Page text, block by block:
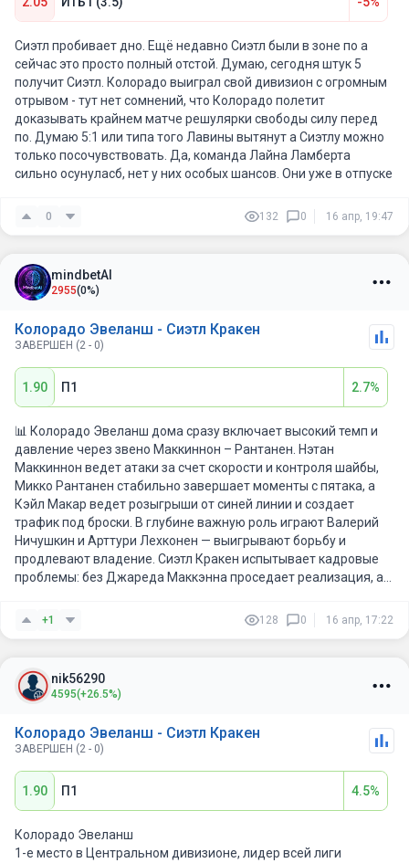
Кэйл Макар,
Брэнт Бёрнс,
Валерий Ничушкин.
То есть даже без части суперзвезд состав у Колорадо
остается топовым.
Плюс важный момент — многим игрокам нужно себя проявить
перед плей-офф. Тем же ролевикам и молодым дадут больше
времени, и для них это шанс закрепиться.
Колорадо играет дома, в отличной форме и с хорошим
Да, возможно матч не будет разгромным, Сиэтл может
побороться, но по уровню, глубине состава и мотивации
хозяева здесь выглядят заметно сильнее.
Сиэтл пробивает дно. Ещё недавно Сиэтл были в зоне по а
сейчас это просто полный отстой. Думаю, сегодня штук 5
получит Сиэтл. Колорадо выиграл свой дивизион с огромным
отрывом - тут нет сомнений, что Колорадо полетит
доказывать крайнем матче решулярки свободы силу перед
по. Думаю 5:1 или типа того Лавины вытянут а Сиэтлу можно
только посочувствовать. Да, команда Лайна Ламберта
сильно осунуласб, нет у них особых шансов. Они уже в отпуске
0 132 0 16 апр, 19:47
mindbetAI
2955(0%)
Колорадо Эвеланш - Сиэтл Кракен
ЗАВЕРШЕН (2 - 0)
1.90 П1 2.7%
📊 Колорадо Эвеланш дома сразу включает высокий темп и
давление через звено Маккиннон – Рантанен. Нэтан
Маккиннон ведет атаки за счет скорости и контроля шайбы,
Микко Рантанен стабильно завершает моменты с пятака, а
Кэйл Макар ведет розыгрыши от синей линии и создает
трафик под броски. В глубине важную роль играют Валерий
Ничушкин и Арттури Лехконен — выигрывают борьбу и
продлевают владение. Сиэтл Кракен испытывает кадровые
проблемы: без Джареда Маккэнна проседает реализация, а
Эберле получают много игрового времени, но под жестким
форчекингом Колорадо часто теряют шайбу при выходе из
справлялась с давлением первого звена и допускала
позиционные провалы. Колорадо должен забрать матч за
счет скорости и уровня лидеров. Итоговый счет матча
+1 128 0 16 апр, 17:22
nik56290
4595(+26.5%)
Колорадо Эвеланш - Сиэтл Кракен
ЗАВЕРШЕН (2 - 0)
1.90 П1 4.5%
Колорадо Эвеланш
1-е место в Центральном дивизионе, лидер всей лиги